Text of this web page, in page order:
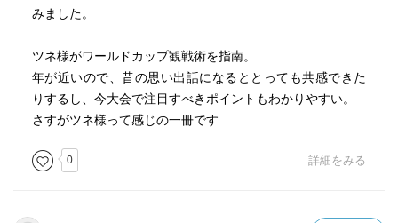
みました。
ツネ様がワールドカップ観戦術を指南。
年が近いので、昔の思い出話になるととっても共感できた
りするし、今大会で注目すべきポイントもわかりやすい。
さすがツネ様って感じの一冊です
0 詳細をみる